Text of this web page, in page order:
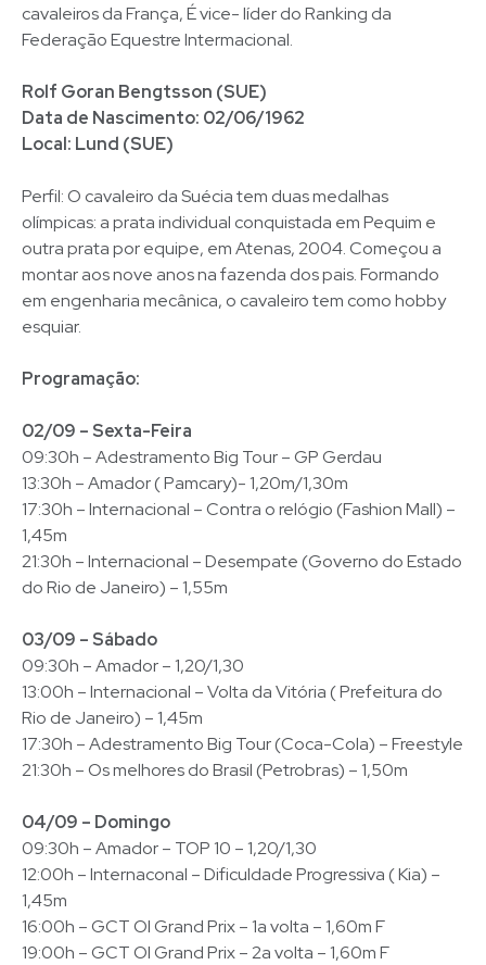
cavaleiros da França, É vice- líder do Ranking da
Federação Equestre Intermacional.
Rolf Goran Bengtsson (SUE)
Data de Nascimento: 02/06/1962
Local: Lund (SUE)
Perfil: O cavaleiro da Suécia tem duas medalhas
olímpicas: a prata individual conquistada em Pequim e
outra prata por equipe, em Atenas, 2004. Começou a
montar aos nove anos na fazenda dos pais. Formando
em engenharia mecânica, o cavaleiro tem como hobby
esquiar.
Programação:
02/09 – Sexta-Feira
09:30h – Adestramento Big Tour – GP Gerdau
13:30h – Amador ( Pamcary)- 1,20m/1,30m
17:30h – Internacional – Contra o relógio (Fashion Mall) –
1,45m
21:30h – Internacional – Desempate (Governo do Estado
do Rio de Janeiro) – 1,55m
03/09 – Sábado
09:30h – Amador – 1,20/1,30
13:00h – Internacional – Volta da Vitória ( Prefeitura do
Rio de Janeiro) – 1,45m
17:30h – Adestramento Big Tour (Coca-Cola) – Freestyle
21:30h – Os melhores do Brasil (Petrobras) – 1,50m
04/09 – Domingo
09:30h – Amador – TOP 10 – 1,20/1,30
12:00h – Internaconal – Dificuldade Progressiva ( Kia) –
1,45m
16:00h – GCT OI Grand Prix – 1a volta – 1,60m F
19:00h – GCT OI Grand Prix – 2a volta – 1,60m F